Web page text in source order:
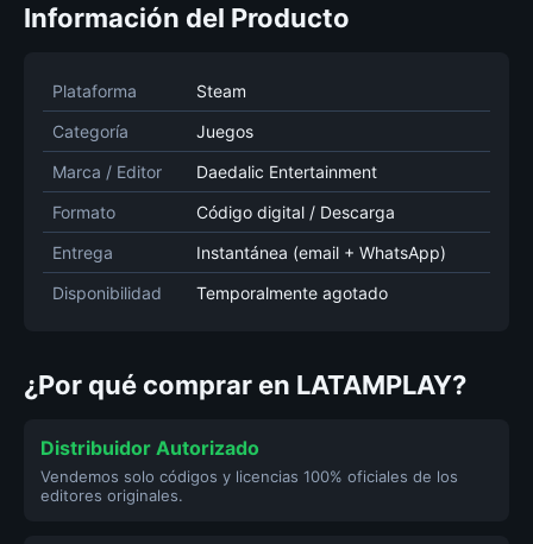
Información del Producto
Plataforma
Steam
Categoría
Juegos
Marca / Editor
Daedalic Entertainment
Formato
Código digital / Descarga
Entrega
Instantánea (email + WhatsApp)
Disponibilidad
Temporalmente agotado
¿Por qué comprar en LATAMPLAY?
Distribuidor Autorizado
Vendemos solo códigos y licencias 100% oficiales de los
editores originales.